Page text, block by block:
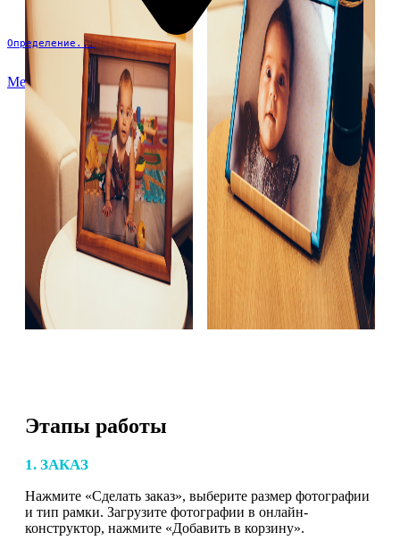
Определение...
Меню
Этапы работы
1. ЗАКАЗ
Нажмите «Сделать заказ», выберите размер фотографии
и тип рамки. Загрузите фотографии в онлайн-
конструктор, нажмите «Добавить в корзину».